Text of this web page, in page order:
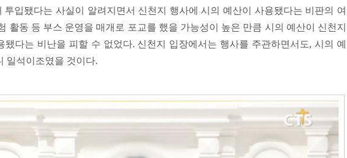
투입됐다는 사실이 알려지면서 신천지 행사에 시의 예산이 사용됐다는 비판의 여
활동 등 부스 운영을 매개로 포교를 했을 가능성이 높은 만큼 시의 예산이 신천지
됐다는 비난을 피할 수 없었다. 신천지 입장에서는 행사를 주관하면서도, 시의 예
일석이조였을 것이다.